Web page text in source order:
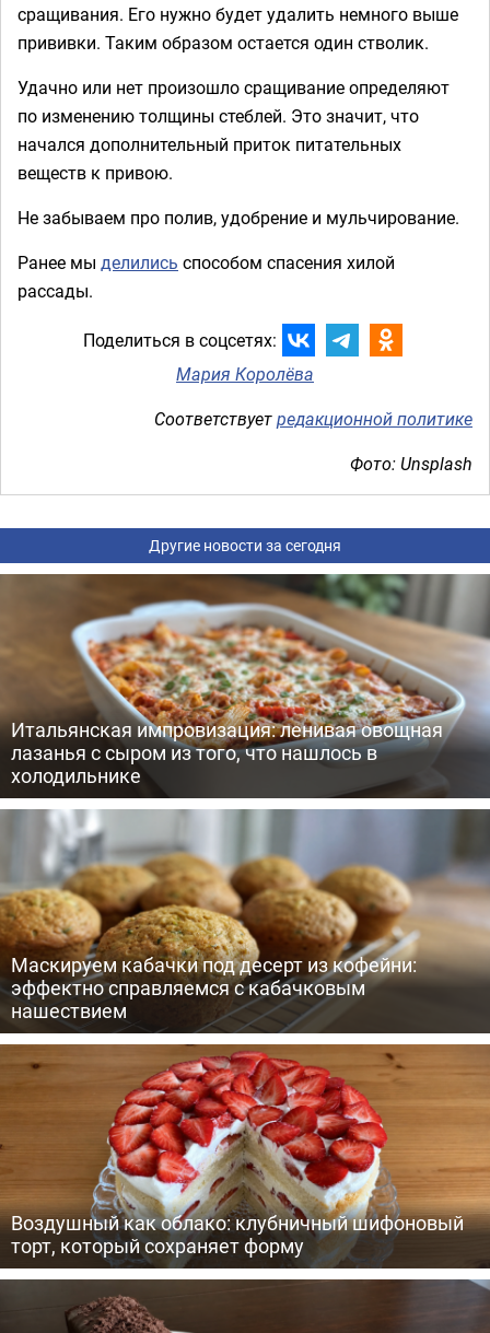
сращивания. Его нужно будет удалить немного выше
прививки. Таким образом остается один стволик.
Удачно или нет произошло сращивание определяют
по изменению толщины стеблей. Это значит, что
начался дополнительный приток питательных
веществ к привою.
Не забываем про полив, удобрение и мульчирование.
Ранее мы делились способом спасения хилой
рассады.
Поделиться в соцсетях:
Мария Королёва
Соответствуетредакционной политике
Фото: Unsplash
Другие новости за сегодня
Итальянская импровизация: ленивая овощная
лазанья с сыром из того, что нашлось в
холодильнике
Маскируем кабачки под десерт из кофейни:
эффектно справляемся с кабачковым
нашествием
Воздушный как облако: клубничный шифоновый
торт, который сохраняет форму